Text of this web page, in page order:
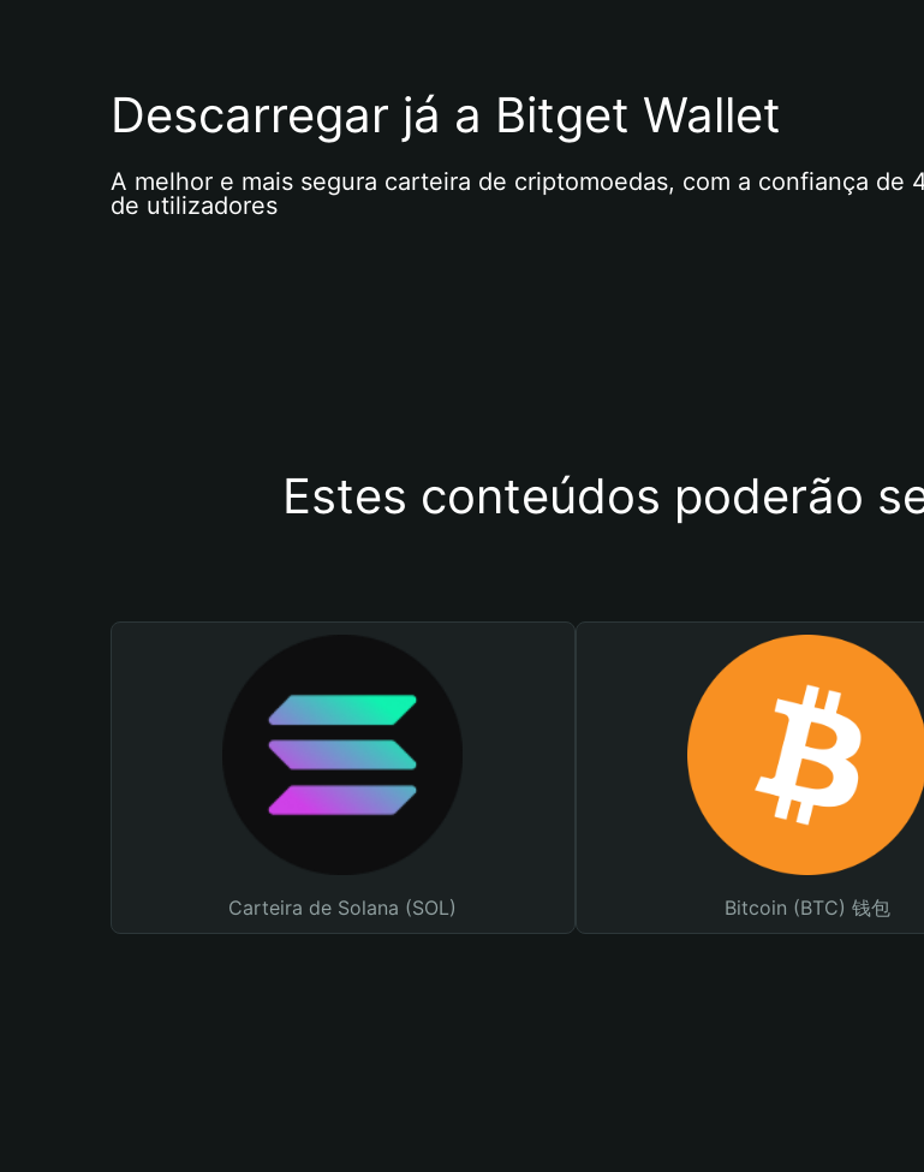
Descarregar já a Bitget Wallet
A melhor e mais segura carteira de criptomoedas, com a confiança de
de utilizadores
Estes conteúdos poderão
Carteira de Solana (SOL) Bitcoin (BTC) 钱包